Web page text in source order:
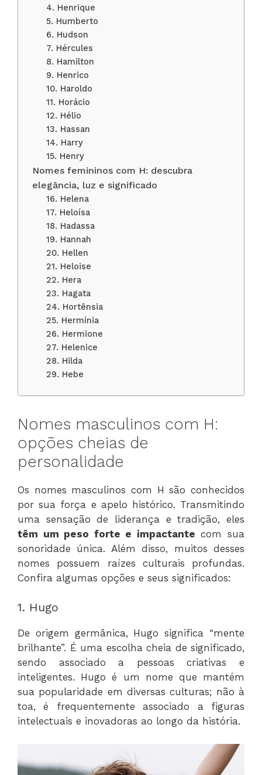
4. Henrique
5. Humberto
6. Hudson
7. Hércules
8. Hamilton
9. Henrico
10. Haroldo
11. Horácio
12. Hélio
13. Hassan
14. Harry
15. Henry
Nomes femininos com H: descubra
elegância, luz e significado
16. Helena
17. Heloísa
18. Hadassa
19. Hannah
20. Hellen
21. Heloise
22. Hera
23. Hagata
24. Hortênsia
25. Hermínia
26. Hermione
27. Helenice
28. Hilda
29. Hebe
Nomes masculinos com H:
opções cheias de
personalidade
Os nomes masculinos com H são conhecidos
por sua força e apelo histórico. Transmitindo
uma sensação de liderança e tradição, eles
têm um peso forte e impactante com sua
sonoridade única. Além disso, muitos desses
nomes possuem raízes culturais profundas.
Confira algumas opções e seus significados:
1. Hugo
De origem germânica, Hugo significa “mente
brilhante”. É uma escolha cheia de significado,
sendo associado a pessoas criativas e
inteligentes. Hugo é um nome que mantém
sua popularidade em diversas culturas; não à
toa, é frequentemente associado a figuras
intelectuais e inovadoras ao longo da história.